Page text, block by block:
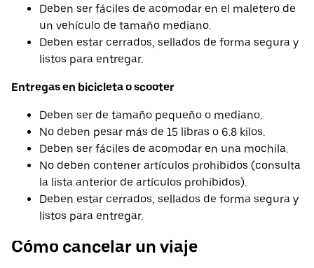
Deben ser fáciles de acomodar en el maletero de
un vehículo de tamaño mediano.
Deben estar cerrados, sellados de forma segura y
listos para entregar.
Entregas en bicicleta o scooter
Deben ser de tamaño pequeño o mediano.
No deben pesar más de 15 libras o 6.8 kilos.
Deben ser fáciles de acomodar en una mochila.
No deben contener artículos prohibidos (consulta
la lista anterior de artículos prohibidos).
Deben estar cerrados, sellados de forma segura y
listos para entregar.
Cómo cancelar un viaje